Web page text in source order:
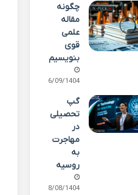
چگونه
مقاله
علمی
قوی
بنویسیم
16/09/1404
گپ
تحصیلی
در
مهاجرت
به
روسیه
28/08/1404